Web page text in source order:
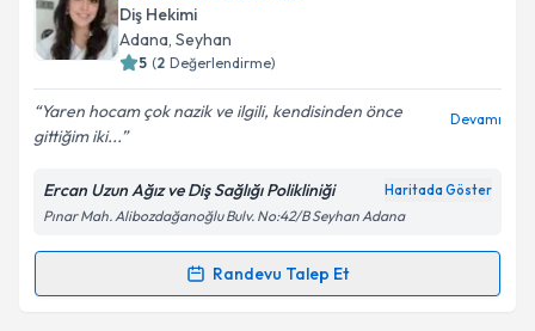
E-posta Adresiniz
kapsamda işlenmesini kabul ediyorum.
Takvim Talebini Gönder
Diş Hekimi
Adana, Seyhan
5 (2 Değerlendirme)
Yaren hocam çok nazik ve ilgili, kendisinden önce
gittiğim iki...
Devamı
Ercan Uzun Ağız ve Diş Sağlığı Polikliniği Haritada Göster
Pınar Mah. Alibozdağanoğlu Bulv. No:42/B Seyhan Adana
Randevu Talep Et
Randevu Takvimi Talebi